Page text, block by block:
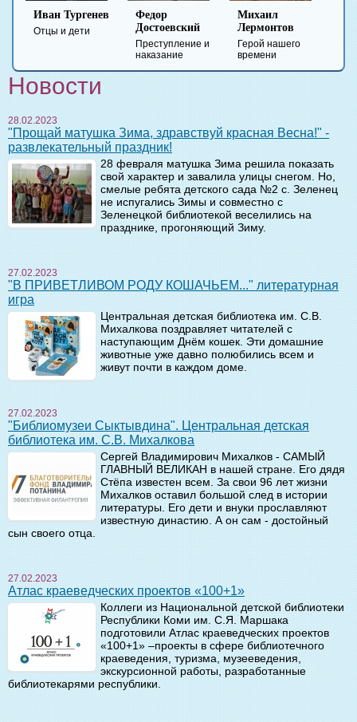
Иван Тургенев
Отцы и дети
Федор
Достоевский
Преступление и
наказание
Михаил
Лермонтов
Герой нашего
времени
Новости
28.02.2023
"Прощай матушка Зима, здравствуй красная Весна!" -
развлекательный праздник!
28 февраля матушка Зима решила показать
свой характер и завалила улицы снегом. Но,
смелые ребята детского сада №2 с. Зеленец
не испугались Зимы и совместно с
Зеленецкой библиотекой веселились на
празднике, прогоняющий Зиму.
27.02.2023
"В ПРИВЕТЛИВОМ РОДУ КОШАЧЬЕМ..." литературная
игра
Центральная детская библиотека им. С.В.
Михалкова поздравляет читателей с
наступающим Днём кошек. Эти домашние
животные уже давно полюбились всем и
живут почти в каждом доме.
27.02.2023
"Библиомузеи Сыктывдина". Центральная детская
библиотека им. С.В. Михалкова
Сергей Владимирович Михалков - САМЫЙ
ГЛАВНЫЙ ВЕЛИКАН в нашей стране. Его дядя
Стёпа известен всем. За свои 96 лет жизни
Михалков оставил большой след в истории
литературы. Его дети и внуки прославляют
известную династию. А он сам - достойный
сын своего отца.
27.02.2023
Атлас краеведческих проектов «100+1»
Коллеги из Национальной детской библиотеки
Республики Коми им. С.Я. Маршака
подготовили Атлас краеведческих проектов
«100+1» –проекты в сфере библиотечного
краеведения, туризма, музееведения,
экскурсионной работы, разработанные
библиотекарями республики.